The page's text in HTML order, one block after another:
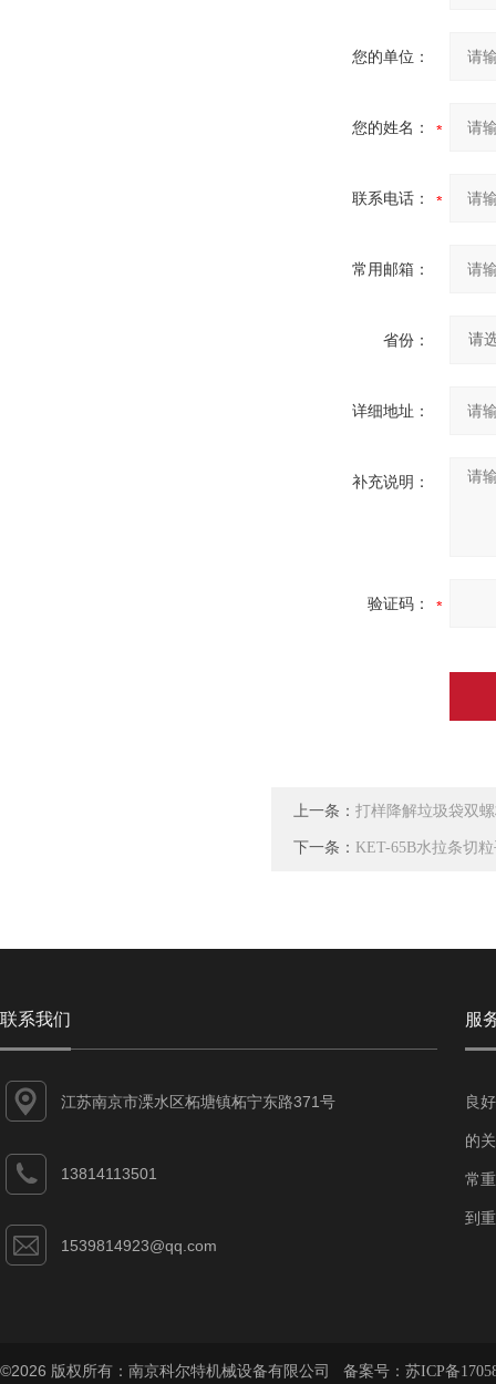
您的单位：
您的姓名：
联系电话：
常用邮箱：
省份：
详细地址：
补充说明：
验证码：
上一条： 打样降解垃圾袋双
下一条： KET-65B水拉条切
联系我们
江苏南京市溧水区柘塘镇柘宁东路371号
13814113501
1539814923@qq.com
服
良
的
常
到
©2026 版权所有：南京科尔特机械设备有限公司 备案号： 苏ICP备